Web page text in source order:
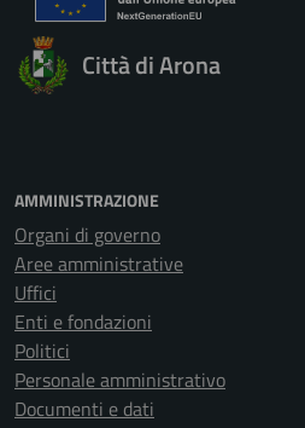
Città di Arona
AMMINISTRAZIONE
Organi di governo
Aree amministrative
Uffici
Enti e fondazioni
Politici
Personale amministrativo
Documenti e dati